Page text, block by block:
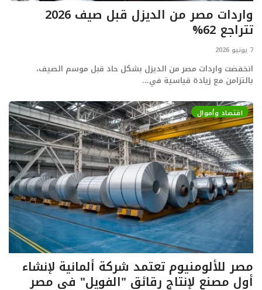
واردات مصر من الديزل قبل صيف 2026
تتراجع 62%
7 يونيو 2026
انخفضت واردات مصر من الديزل بشكل حاد قبل موسم الصيف،
بالتزامن مع زيادة قياسية في...
اقتصاد وأموال
مصر للألومنيوم تعتمد شركة ألمانية لإنشاء
أول مصنع لإنتاج رقائق "الفويل" في مصر